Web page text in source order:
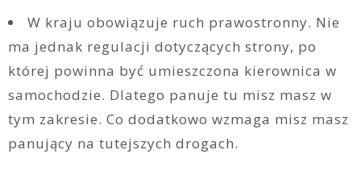
W kraju obowiązuje ruch prawostronny. Nie
ma jednak regulacji dotyczących strony, po
której powinna być umieszczona kierownica w
samochodzie. Dlatego panuje tu misz masz w
tym zakresie. Co dodatkowo wzmaga misz masz
panujący na tutejszych drogach.